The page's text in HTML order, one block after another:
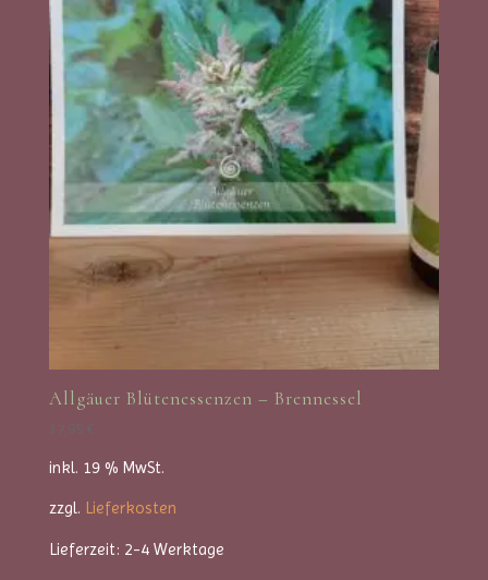
Allgäuer Blütenessenzen – Brennessel
17,95 €
inkl. 19 % MwSt.
zzgl. Lieferkosten
Lieferzeit: 2-4 Werktage